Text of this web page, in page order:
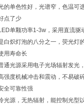
的单色性好，光谱窄，色温可
点了少
单颗功率1-3w，采用直流
白炽灯泡的八分之一，荧光灯
用寿命长
通光源采用电子光场辐射发光
强度机械冲击和震动，不易破
全可靠性强
光源，无热辐射，能控制光型